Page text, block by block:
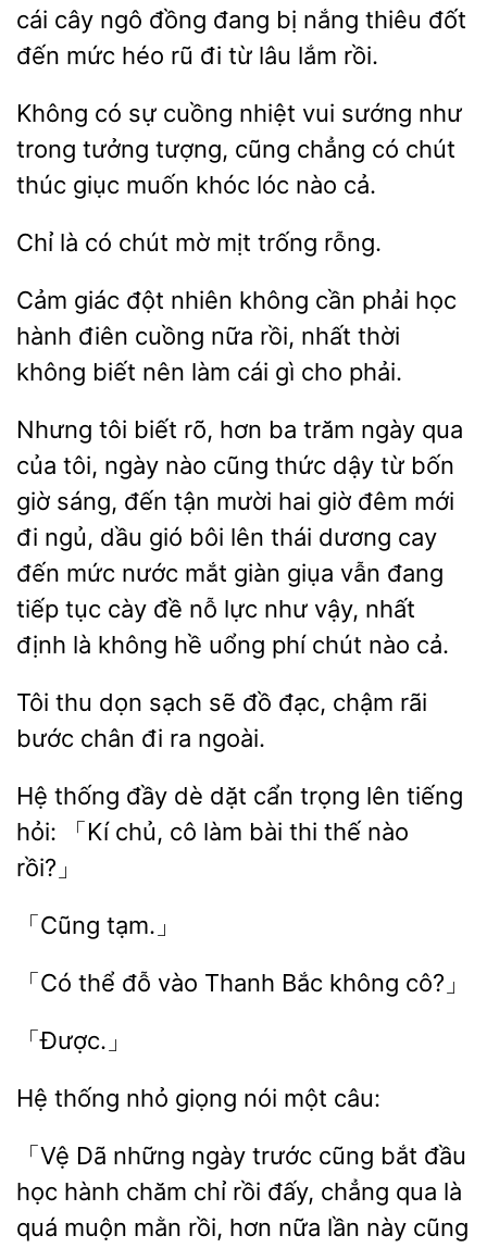
cái cây ngô đồng đang bị nắng
đốt
đến mức héo rũ đi từ lâu lắm rồi.
Không có sự cuồng nhiệt
sướng như
trong
tượng, cũng chẳng có chút
giục muốn khóc lóc nào cả.
là có chút mờ mịt
Cảm giác đột nhiên không cần phải học
hành điên cuồng nữa
nhất thời
không biết
làm cái gì phải.
Nhưng tôi biết rõ, hơn ba trăm ngày
tôi, ngày nào cũng thức dậy từ bốn
giờ sáng, đến tận mười hai giờ đêm mới
đi ngủ, dầu gió bôi lên thái dương cay
đến mức nước mắt giàn giụa vẫn đang
tiếp tục cày đề
lực như vậy, nhất
định là không hề uổng phí chút nào cả.
Tôi thu dọn sạch sẽ đồ đạc, chậm
bước
đi ngoài.
Hệ thống đầy dè dặt
trọng lên tiếng
「Kí chủ, cô làm bài thi thế nào
thể đỗ Thanh Bắc không
「Được.」
Hệ thống nói câu:
「Vệ Dã những ngày trước cũng bắt đầu
học hành
chỉ rồi
chẳng qua là
quá muộn mằn rồi, hơn nữa lần này cũng